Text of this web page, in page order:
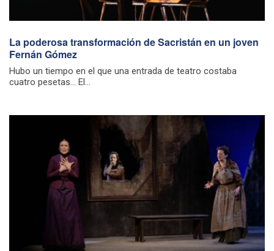
La poderosa transformación de Sacristán en un joven
Fernán Gómez
Hubo un tiempo en el que una entrada de teatro costaba
cuatro pesetas… El...